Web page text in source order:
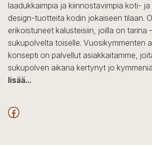
laadukkaimpia ja kiinnostavimpia koti- ja
design-tuotteita kodin jokaiseen tilaan.
erikoistuneet kalusteisiin, joilla on tarina
sukupolvelta toiselle. Vuosikymmenten
konsepti on palvellut asiakkaitamme,
sukupolven aikana kertynyt jo
lisää...
F